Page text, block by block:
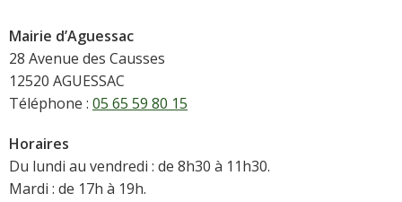
Mairie d’Aguessac
28 Avenue des Causses
12520 AGUESSAC
Téléphone : 05 65 59 80 15
Horaires
Du lundi au vendredi : de 8h30 à 11h30.
Mardi : de 17h à 19h.